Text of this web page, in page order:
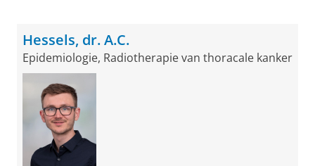
Hessels, dr. A.C.
Epidemiologie, Radiotherapie van thoracale kanker